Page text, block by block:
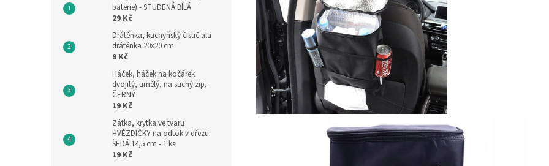
baterie) - STUDENÁ BÍLÁ
29 Kč
Drátěnka, kuchyňský čistič ala
drátěnka 20x20 cm
9 Kč
Háček, háček na kočárek
dvojitý, umělý, na suchý zip,
ČERNÝ
19 Kč
Zátka, krytka ve tvaru
HVĚZDIČKY na odtok v dřezu
ŠEDÁ 14,5 cm - 1 ks
19 Kč